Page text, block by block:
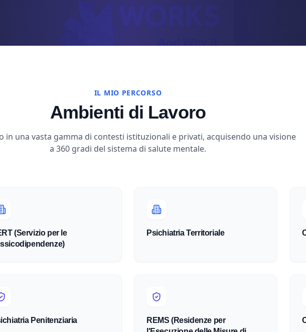
IL MIO PERCORSO
Ambienti di Lavoro
in una vasta gamma di contesti istituzionali e privati, acquisendo una visione
a 360 gradi del sistema di salute mentale.
(Servizio per le
Psichiatria Territoriale
Penitenziaria
REMS (Residenze per